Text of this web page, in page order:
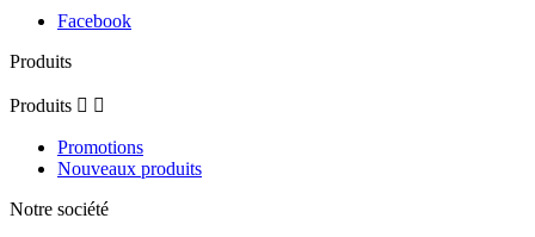
Facebook
Produits
Produits  
Promotions
Nouveaux produits
Notre société